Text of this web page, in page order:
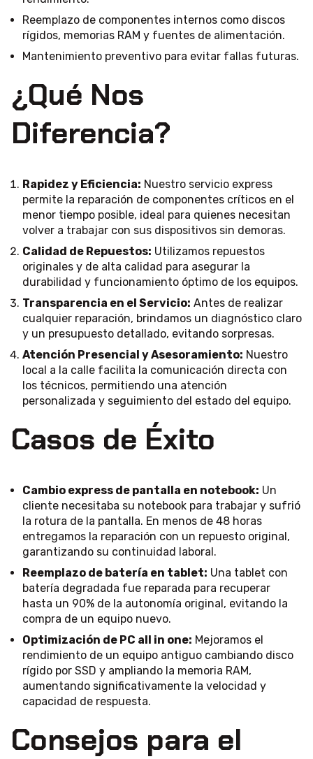
Reemplazo de componentes internos como discos
rígidos, memorias RAM y fuentes de alimentación.
Mantenimiento preventivo para evitar fallas futuras.
¿Qué Nos
Diferencia?
Rapidez y Eficiencia: Nuestro servicio express
permite la reparación de componentes críticos en el
menor tiempo posible, ideal para quienes necesitan
volver a trabajar con sus dispositivos sin demoras.
Calidad de Repuestos: Utilizamos repuestos
originales y de alta calidad para asegurar la
durabilidad y funcionamiento óptimo de los equipos.
Transparencia en el Servicio: Antes de realizar
cualquier reparación, brindamos un diagnóstico claro
y un presupuesto detallado, evitando sorpresas.
Atención Presencial y Asesoramiento: Nuestro
local a la calle facilita la comunicación directa con
los técnicos, permitiendo una atención
personalizada y seguimiento del estado del equipo.
Casos de Éxito
Cambio express de pantalla en notebook: Un
cliente necesitaba su notebook para trabajar y sufrió
la rotura de la pantalla. En menos de 48 horas
entregamos la reparación con un repuesto original,
garantizando su continuidad laboral.
Reemplazo de batería en tablet: Una tablet con
batería degradada fue reparada para recuperar
hasta un 90% de la autonomía original, evitando la
compra de un equipo nuevo.
Optimización de PC all in one: Mejoramos el
rendimiento de un equipo antiguo cambiando disco
rígido por SSD y ampliando la memoria RAM,
aumentando significativamente la velocidad y
capacidad de respuesta.
Consejos para el